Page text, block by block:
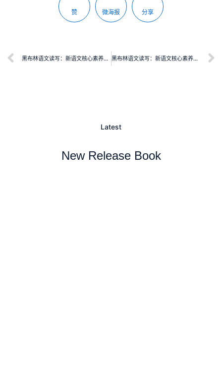
赞 微海报 分享
黑布林语文读写：新语文核心素养经典选读 九年级下册 黑布林语文读写：新语文核心素养经典选读 八年级下册
Latest
New Release Book